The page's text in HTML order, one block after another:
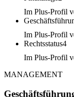
Im Plus-Profil
Im Plus-Profil
Rechtsstatus4
Im Plus-Profil
MANAGEMENT